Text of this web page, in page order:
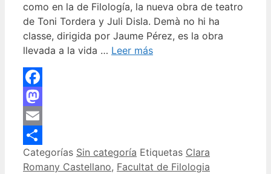
como en la de Filología, la nueva obra de teatro
de Toni Tordera y Juli Disla. Demà no hi ha
classe, dirigida por Jaume Pérez, es la obra
llevada a la vida … Leer más
Facebook
Mastodon
Email
Compartir
Categorías Sin categoría Etiquetas Clara
Romany Castellano, Facultat de Filologia